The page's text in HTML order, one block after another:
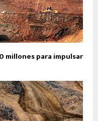
millones para impulsar